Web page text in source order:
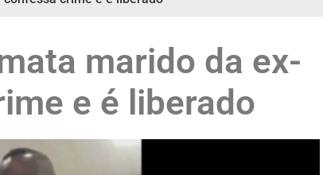
marido da ex-
e é liberado